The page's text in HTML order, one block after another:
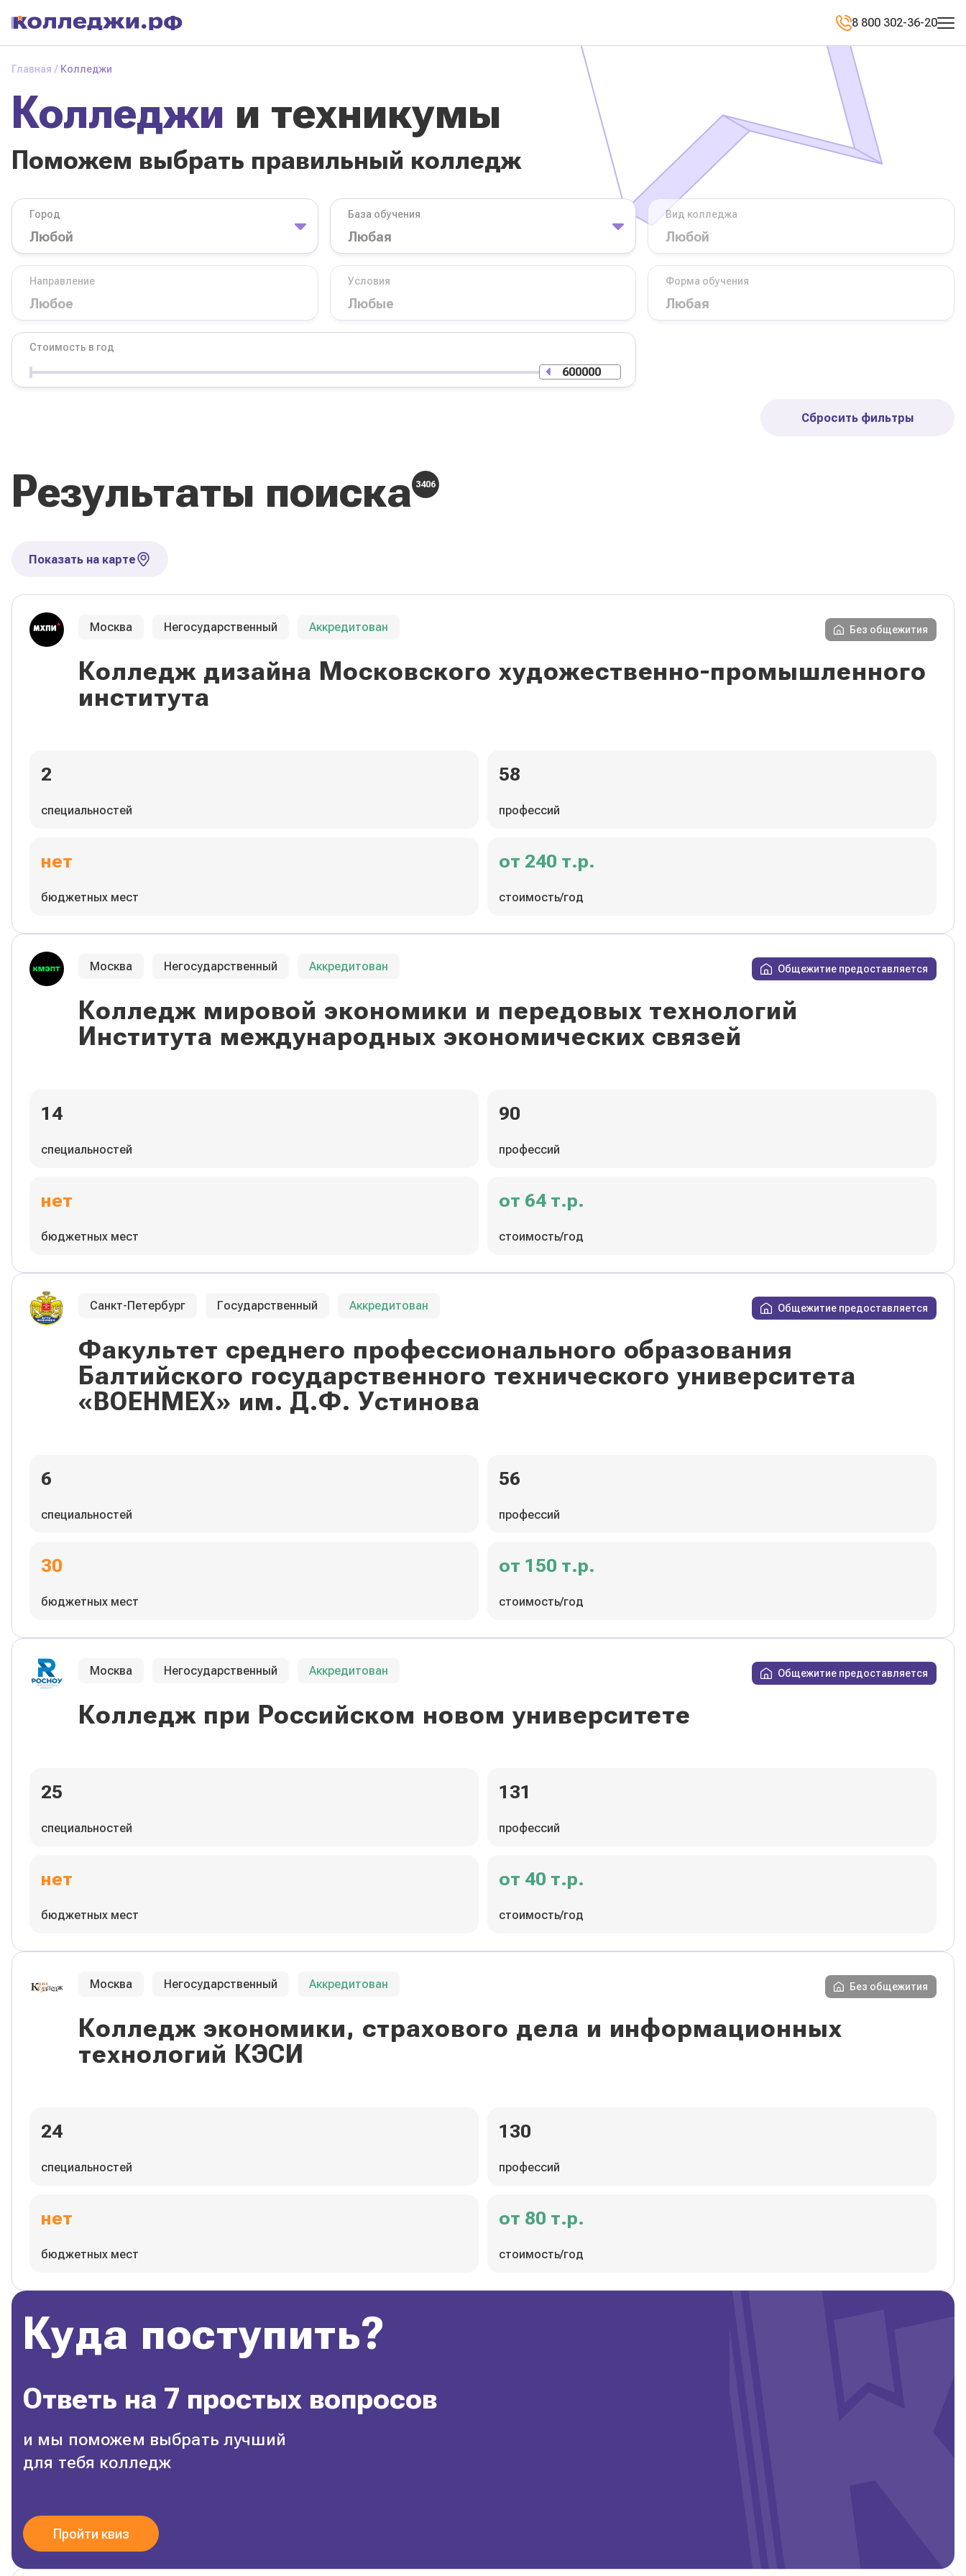
8 800 302-36-20
Главная Колледжи
Колледжи и техникумы
Поможем выбрать правильный колледж
Город База обучения Вид колледжа
Направление Условия Форма обучения
Стоимость в год
Сбросить фильтры
Результаты поиска 3406
Показать на карте
Москва Негосударственный Аккредитован Без общежития
Колледж дизайна Московского художественно-промышленного
института
2
специальностей
58
профессий
нет
бюджетных мест
от 240 т.р.
стоимость/год
Москва Негосударственный Аккредитован Общежитие предоставляется
Колледж мировой экономики и передовых технологий
Института международных экономических связей
14
специальностей
90
профессий
нет
бюджетных мест
от 64 т.р.
стоимость/год
Санкт-Петербург Государственный Аккредитован Общежитие предоставляется
Факультет среднего профессионального образования
Балтийского государственного технического университета
«ВОЕНМЕХ» им. Д.Ф. Устинова
6
специальностей
56
профессий
30
бюджетных мест
от 150 т.р.
стоимость/год
Москва Негосударственный Аккредитован Общежитие предоставляется
Колледж при Российском новом университете
25
специальностей
131
профессий
нет
бюджетных мест
от 40 т.р.
стоимость/год
Москва Негосударственный Аккредитован Без общежития
Колледж экономики, страхового дела и информационных
технологий КЭСИ
24
специальностей
130
профессий
нет
бюджетных мест
от 80 т.р.
стоимость/год
Куда поступить?
Ответь на 7 простых вопросов
и мы поможем выбрать лучший
для тебя колледж
Пройти квиз
Колледжии
техникумы
Поможем выбрать
правильный
колледж
Город
колледжа
Условия Форма обучения